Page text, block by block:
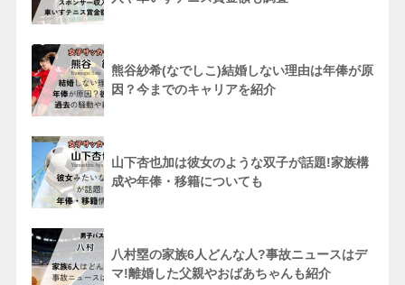
熊谷紗希(なでしこ)結婚しない理由は年俸が原
因？今までのキャリアを紹介
山下杏也加は彼女のような双子が話題!家族構
成や年俸・移籍についても
八村塁の家族6人どんな人?事故ニュースはデ
マ!離婚した父親やおばあちゃんも紹介